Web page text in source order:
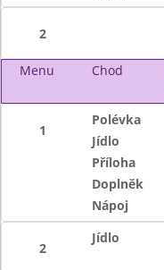
2
Menu Chod
1
Polévka
Jídlo
Příloha
Doplněk
Nápoj
2
Jídlo